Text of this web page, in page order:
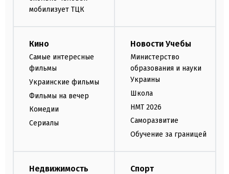
мобилизует ТЦК
Кино
Самые интересные
фильмы
Украинские фильмы
Фильмы на вечер
Комедии
Сериалы
Новости Учебы
Министерство
образования и науки
Украины
Школа
НМТ 2026
Саморазвитие
Обучение за границей
Недвижимость Спорт